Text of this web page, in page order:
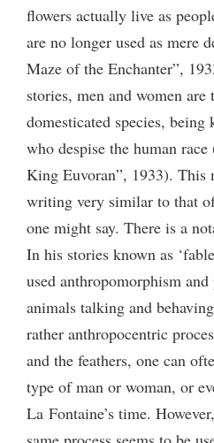
flowers actually live as
are no longer used as mere
Maze of the Enchanter”,
stories, men and women are
domesticated species,
who despise the human
King Euvoran”, 1933). This
writing very similar to that
one might say. There is a
In his stories known as
used anthropomorphism
animals talking and
rather anthropocentric
and the feathers, one can
type of man or woman, or
La Fontaine’s time.